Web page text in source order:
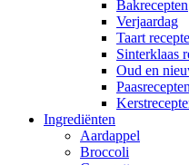
Bakrecepten
Verjaardag
Taart
Sinterklaas
Oud en
Paasrecepten
Ingrediënten
Aardappel
Broccoli